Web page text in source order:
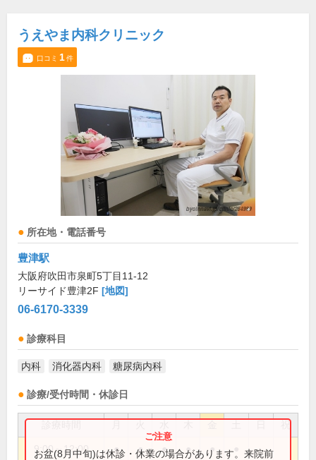
うえやま内科クリニック
口コミ 1件
所在地・電話番号
豊津駅
大阪府吹田市泉町5丁目11-12
リーサイド豊津2F [地図]
06-6170-3339
診療科目
内科 消化器内科 糖尿病内科
診療/受付時間・休診日
祝
9:00～12:00 ● ● ● ● ●
お盆(8月中旬)は休診・休業の場合があります。来院前